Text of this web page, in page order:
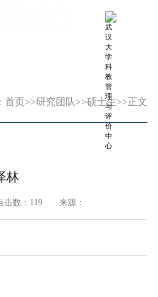
首页 >>研究团队>>硕士生>> 正文
林
数： 119来源：